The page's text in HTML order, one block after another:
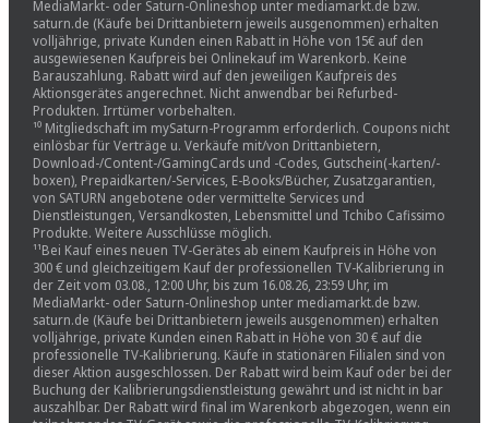
MediaMarkt- oder Saturn-Onlineshop unter mediamarkt.de bzw.
saturn.de (Käufe bei Drittanbietern jeweils ausgenommen) erhalten
volljährige, private Kunden einen Rabatt in Höhe von 15€ auf den
ausgewiesenen Kaufpreis bei Onlinekauf im Warenkorb. Keine
Barauszahlung. Rabatt wird auf den jeweiligen Kaufpreis des
Aktionsgerätes angerechnet. Nicht anwendbar bei Refurbed-
Produkten. Irrtümer vorbehalten.
¹⁰ Mitgliedschaft im mySaturn-Programm erforderlich. Coupons nicht
einlösbar für Verträge u. Verkäufe mit/von Drittanbietern,
Download-/Content-/GamingCards und -Codes, Gutschein(-karten/-
boxen), Prepaidkarten/-Services, E-Books/Bücher, Zusatzgarantien,
von SATURN angebotene oder vermittelte Services und
Dienstleistungen, Versandkosten, Lebensmittel und Tchibo Cafissimo
Produkte. Weitere Ausschlüsse möglich.
¹¹Bei Kauf eines neuen TV-Gerätes ab einem Kaufpreis in Höhe von
300 € und gleichzeitigem Kauf der professionellen TV-Kalibrierung in
der Zeit vom 03.08., 12:00 Uhr, bis zum 16.08.26, 23:59 Uhr, im
MediaMarkt- oder Saturn-Onlineshop unter mediamarkt.de bzw.
saturn.de (Käufe bei Drittanbietern jeweils ausgenommen) erhalten
volljährige, private Kunden einen Rabatt in Höhe von 30 € auf die
professionelle TV-Kalibrierung. Käufe in stationären Filialen sind von
dieser Aktion ausgeschlossen. Der Rabatt wird beim Kauf oder bei der
Buchung der Kalibrierungsdienstleistung gewährt und ist nicht in bar
auszahlbar. Der Rabatt wird final im Warenkorb abgezogen, wenn ein